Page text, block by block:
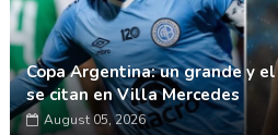
Copa Argentina: un grande y
se citan en Villa Mercedes
August 05, 2026